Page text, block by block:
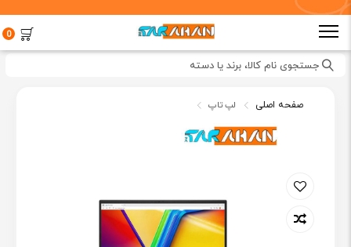
0
جستجوی نام کالا، برند یا دسته
صفحه اصلی لپ تاپ